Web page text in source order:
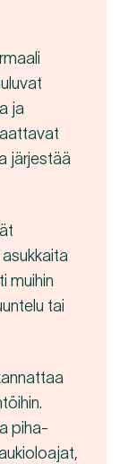
ja
järjestää
muihin
tai
piha-